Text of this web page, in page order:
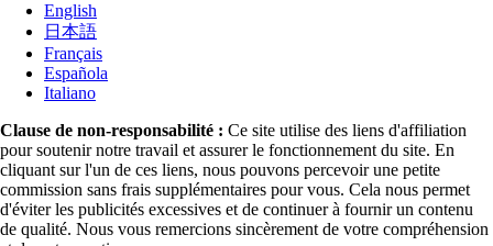
English
日本語
Français
Española
Italiano
Clause de non-responsabilité : Ce site utilise des liens d'affiliation
pour soutenir notre travail et assurer le fonctionnement du site. En
cliquant sur l'un de ces liens, nous pouvons percevoir une petite
commission sans frais supplémentaires pour vous. Cela nous permet
d'éviter les publicités excessives et de continuer à fournir un contenu
de qualité. Nous vous remercions sincèrement de votre compréhension